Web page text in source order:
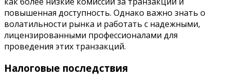
повышенная доступность. Однако важно знать о
волатильности рынка и работать с надежными,
лицензированными профессионалами для
проведения этих транзакций.
Налоговые последствия